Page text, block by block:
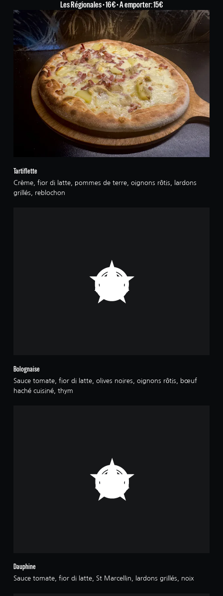
Les Régionales • 16€ • A emporter: 15€
Tartiflette
Crème, fior di latte, pommes de terre, oignons rôtis, lardons
grillés, reblochon
Bolognaise
Sauce tomate, fior di latte, olives noires, oignons rôtis, bœuf
haché cuisiné, thym
Dauphine
Sauce tomate, fior di latte, St Marcellin, lardons grillés, noix